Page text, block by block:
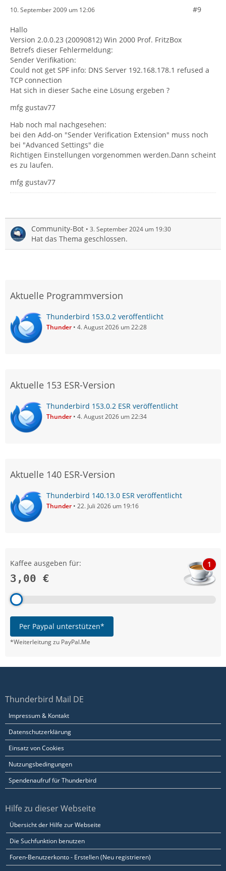
10. September 2009 um 12:06 #9
Hallo
Version 2.0.0.23 (20090812) Win 2000 Prof. FritzBox
Betrefs dieser Fehlermeldung:
Sender Verifikation:
Could not get SPF info: DNS Server 192.168.178.1 refused a
TCP connection
Hat sich in dieser Sache eine Lösung ergeben ?
mfg gustav77
Hab noch mal nachgesehen:
bei den Add-on "Sender Verification Extension" muss noch
bei "Advanced Settings" die
Richtigen Einstellungen vorgenommen werden.Dann scheint
es zu laufen.
mfg gustav77
Community-Bot 3. September 2024 um 19:30
Hat das Thema geschlossen.
Aktuelle Programmversion
Thunderbird 153.0.2 veröffentlicht
Thunder 4. August 2026 um 22:28
Aktuelle 153 ESR-Version
Thunderbird 153.0.2 ESR veröffentlicht
Thunder 4. August 2026 um 22:34
Aktuelle 140 ESR-Version
Thunderbird 140.13.0 ESR veröffentlicht
Thunder 22. Juli 2026 um 19:16
Kaffee ausgeben für:
3,00 €
1
Per Paypal unterstützen*
*Weiterleitung zu PayPal.Me
Thunderbird Mail DE
Impressum & Kontakt
Datenschutzerklärung
Einsatz von Cookies
Nutzungsbedingungen
Spendenaufruf für Thunderbird
Hilfe zu dieser Webseite
Übersicht der Hilfe zur Webseite
Die Suchfunktion benutzen
Foren-Benutzerkonto - Erstellen (Neu registrieren)